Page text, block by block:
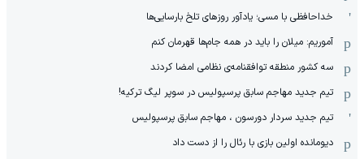
خداحافظی با مسی؛ یادآور روزهای تلخ بارسایی‌ها
آموریم: میلان را باید در همه جام‌ها قهرمان کنم
سه کشور منطقه توافقنامه‌ی نظامی امضا کردند
تیم جدید مهاجم سابق پرسپولیس در سوپر لیگ ترکیه!
تیم جدید سردار دورسون ، مهاجم سابق پرسپولیس
دیومانده اولین بازی با رئال را از دست داد